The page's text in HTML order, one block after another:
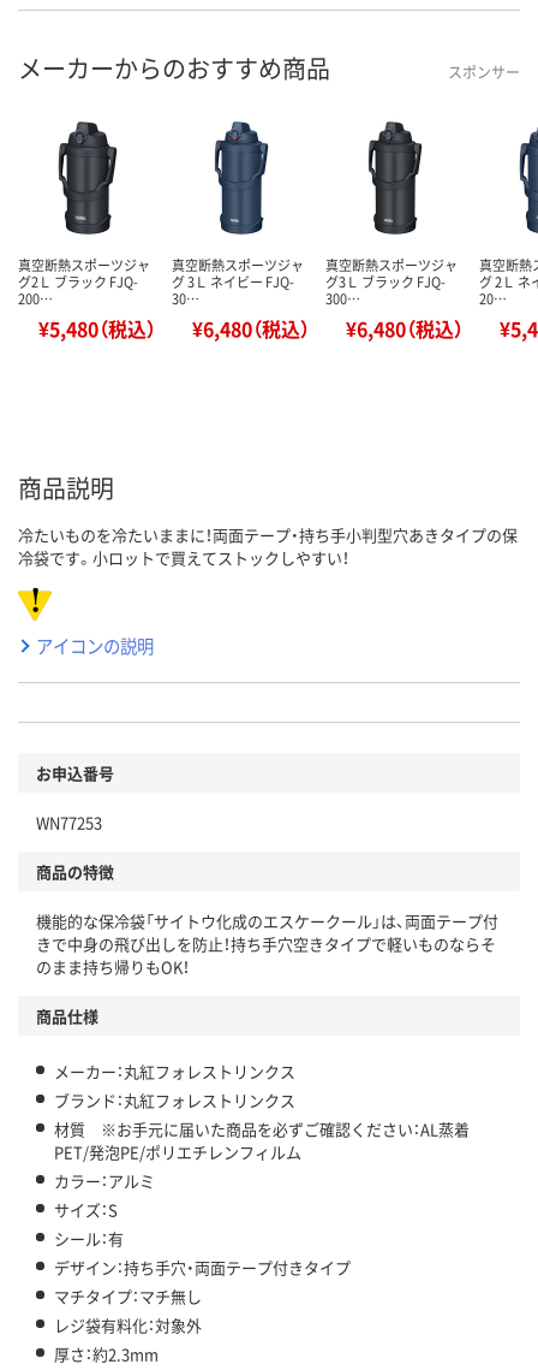
メーカーからのおすすめ商品 スポンサー
真空断熱スポーツジャ
グ2Ｌ ブラック FJQ-
200…
¥5,480（税込）
真空断熱スポーツジャ
グ 3Ｌ ネイビー FJQ-
30…
¥6,480（税込）
真空断熱スポーツジャ
グ3Ｌ ブラック FJQ-
300…
¥6,480（税込）
真空断熱
グ 2Ｌ ネ
20…
商品説明
冷たいものを冷たいままに！両面テープ・持ち手小判型穴あきタイプの保
冷袋です。小ロットで買えてストックしやすい！
アイコンの説明
お申込番号
WN77253
商品の特徴
機能的な保冷袋「サイトウ化成のエスケークール」は、両面テープ付
きで中身の飛び出しを防止！持ち手穴空きタイプで軽いものならそ
のまま持ち帰りもOK！
商品仕様
メーカー：丸紅フォレストリンクス
ブランド：丸紅フォレストリンクス
材質 ※お手元に届いた商品を必ずご確認ください：AL蒸着
PET/発泡PE/ポリエチレンフィルム
カラー：アルミ
サイズ：S
シール：有
デザイン：持ち手穴・両面テープ付きタイプ
マチタイプ：マチ無し
レジ袋有料化：対象外
厚さ：約2.3mm